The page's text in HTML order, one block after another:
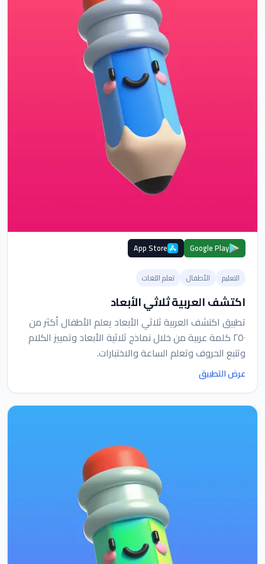
Google Play
App Store
التعليم الأطفال تعلم اللغات
اكتشف العربية ثلاثي الأبعاد
تطبيق اكتشف العربية ثلاثي الأبعاد يعلم الأطفال أكثر من
٢٥٠ كلمة عربية من خلال نماذج ثلاثية الأبعاد وتمييز الكلام
وتتبع الحروف وتعلم الساعة والاختبارات.
عرض التطبيق